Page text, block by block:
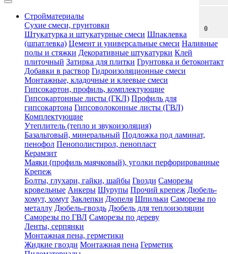
0
Стройматериалы
Сухие смеси, грунтовки
Штукатурка и штукатурные смеси Шпаклевка
(шпатлевка) Цемент и универсальные смеси Наливные
полы и стяжки Декоративные штукатурки Клей
плиточный Затирка для плитки Грунтовка и бетоконтакт
Добавки в раствор Гидроизоляционные смеси
Монтажные, кладочные и клеевые смеси
Гипсокартон, профиль, комплектующие
Гипсокартонные листы (ГКЛ) Профиль для
гипсокартона Гипсоволоконные листы (ГВЛ)
Комплектующие
Утеплитель (тепло и звукоизоляция)
Базальтовый, минеральный Подложка под ламинат,
пенофол Пенополистирол, пенопласт
Керамзит
Маяки (профиль маячковый), уголки перфорированные
Крепеж
Болты, глухари, гайки, шайбы Гвозди Саморезы
кровельные Анкеры Шурупы Прочий крепеж Дюбель-
хомут, хомут Заклепки Дюпеля Шпильки Саморезы по
металлу Дюбель-гвоздь Дюбель для теплоизоляции
Саморезы по ГВЛ Саморезы по дереву
Ленты, серпянки
Монтажная пена, герметики
Жидкие гвозди Монтажная пена Герметик